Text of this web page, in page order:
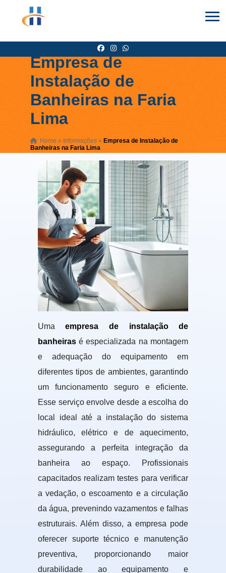
Empresa de
Instalação de
Banheiras na Faria
Lima
Home » Informações » Empresa de Instalação de
Banheiras na Faria Lima
Umaempresa de instalação de
banheirasé especializada na montagem
e adequação do equipamento em
diferentes tipos de ambientes, garantindo
um funcionamento seguro e eficiente.
Esse serviço envolve desde a escolha do
local ideal até a instalação do sistema
hidráulico, elétrico e de aquecimento,
assegurando a perfeita integração da
banheira ao espaço. Profissionais
capacitados realizam testes para verificar
a vedação, o escoamento e a circulação
da água, prevenindo vazamentos e falhas
estruturais. Além disso, a empresa pode
oferecer suporte técnico e manutenção
preventiva, proporcionando maior
durabilidade ao equipamento e